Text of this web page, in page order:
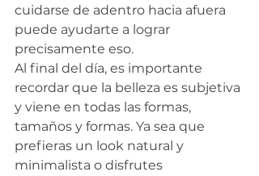
cuidarse de adentro hacia afuera
puede ayudarte a lograr
precisamente eso.
Al final del día, es importante
recordar que la belleza es subjetiva
y viene en todas las formas,
tamaños y formas. Ya sea que
prefieras un look natural y
minimalista o disfrutes